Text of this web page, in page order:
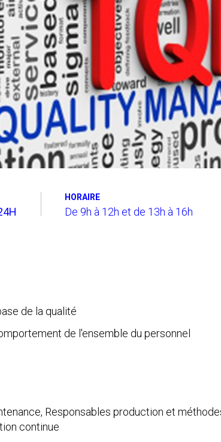
HORAIRE
De 9h à 12h et de 13h à 16h
de la qualité
de l'ensemble du personnel
Responsables production et
continue